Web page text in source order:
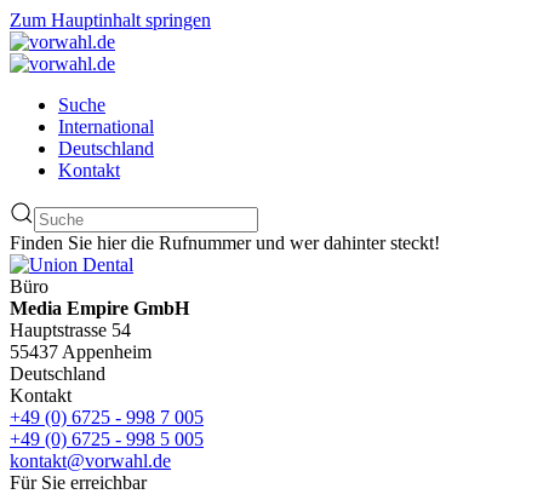
Zum Hauptinhalt springen
Suche
International
Deutschland
Kontakt
Finden Sie hier die Rufnummer und wer dahinter steckt!
Büro
Media Empire GmbH
Hauptstrasse 54
55437 Appenheim
Deutschland
Kontakt
+49 (0) 6725 - 998 7 005
+49 (0) 6725 - 998 5 005
kontakt@vorwahl.de
Für Sie erreichbar